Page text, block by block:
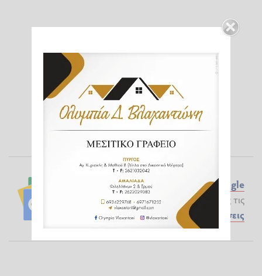
Ακολουθήστε το ilialive.gr στοGoogle
Newsκαι μάθετε πρώτοι όλες τις
Ειδήσεις